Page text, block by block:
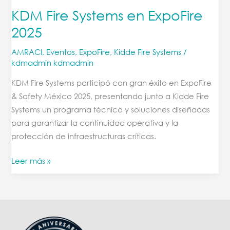
KDM Fire Systems en ExpoFire
2025
AMRACI, Eventos, ExpoFire, Kidde Fire Systems /
kdmadmin kdmadmin
KDM Fire Systems participó con gran éxito en ExpoFire
& Safety México 2025, presentando junto a Kidde Fire
Systems un programa técnico y soluciones diseñadas
para garantizar la continuidad operativa y la
protección de infraestructuras críticas.
2025
Leer más »